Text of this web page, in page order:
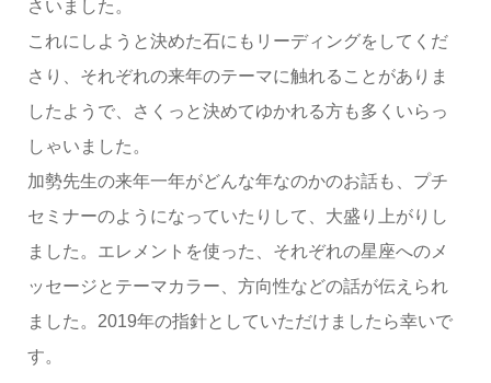
さいました。
これにしようと決めた石にもリーディングをしてくだ
さり、それぞれの来年のテーマに触れることがありま
したようで、さくっと決めてゆかれる方も多くいらっ
しゃいました。
加勢先生の来年一年がどんな年なのかのお話も、プチ
セミナーのようになっていたりして、大盛り上がりし
ました。エレメントを使った、それぞれの星座へのメ
ッセージとテーマカラー、方向性などの話が伝えられ
ました。2019年の指針としていただけましたら幸いで
す。